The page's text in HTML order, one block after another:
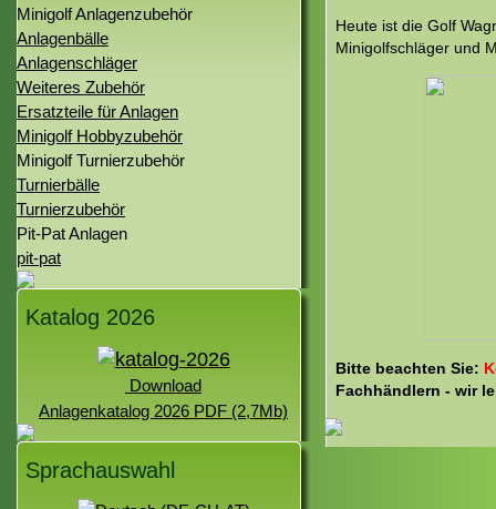
Minigolf Anlagenzubehör
Anlagenbälle
Anlagenschläger
Weiteres Zubehör
Ersatzteile für Anlagen
Minigolf Hobbyzubehör
Minigolf Turnierzubehör
Turnierbälle
Turnierzubehör
Pit-Pat Anlagen
pit-pat
Katalog 2026
Download
Anlagenkatalog 2026 PDF (2,7Mb)
Sprachauswahl
Heute ist die Golf
Minigolfschläger und
Bitte beachten Sie:
Fachhändlern - wir